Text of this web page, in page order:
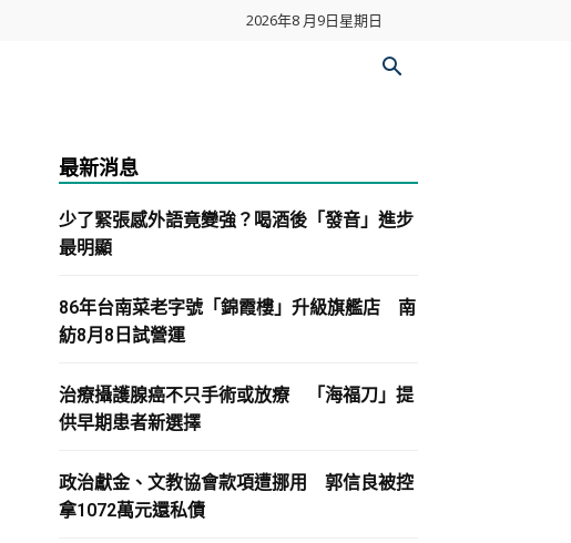
2026年8 月9日星期日
最新消息
少了緊張感外語竟變強？喝酒後「發音」進步
最明顯
86年台南菜老字號「錦霞樓」升級旗艦店 南
紡8月8日試營運
治療攝護腺癌不只手術或放療 「海福刀」提
供早期患者新選擇
政治獻金、文教協會款項遭挪用 郭信良被控
拿1072萬元還私債